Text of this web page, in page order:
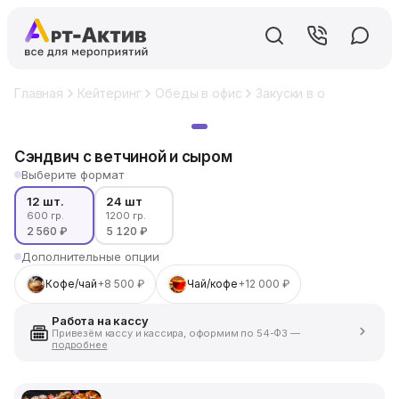
Главная Кейтеринг Обеды в офис Закуски в офис
Сэндвич с ветчиной и сыром
Выберите формат
12 шт.
600 гр.
2 560 ₽
24 шт
1200 гр.
5 120 ₽
Дополнительные опции
Кофе/чай+8 500 ₽ Чай/кофе+12 000 ₽
Работа на кассу
Привезём кассу и кассира, оформим по 54-ФЗ —
подробнее